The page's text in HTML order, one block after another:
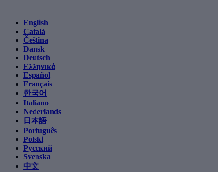
English
Català
Čeština
Dansk
Deutsch
Ελληνικά
Español
Français
한국어
Italiano
Nederlands
日本語
Português
Polski
Русский
Svenska
中文